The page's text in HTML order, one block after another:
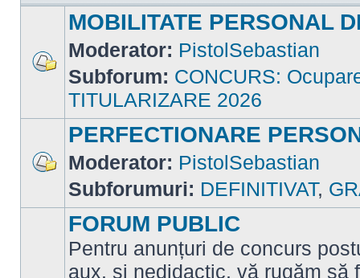
Nu
sunt
mesaje
MOBILITATE PERSONAL
Moderator: PistolSebastian
Subforum: CONCURS:
TITULARIZARE 2026
sunt
mesaje
PERFECTIONARE
Moderator: PistolSebastian
Subforumuri: DEFINITIVAT,
FORUM PUBLIC
Pentru anunțuri de concurs
aux. si nedidactic, vă rugăm să